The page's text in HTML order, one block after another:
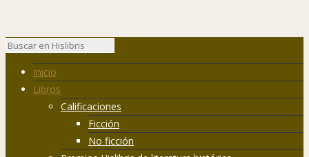
Inicio
Libros
Calificaciones
Ficción
No ficción